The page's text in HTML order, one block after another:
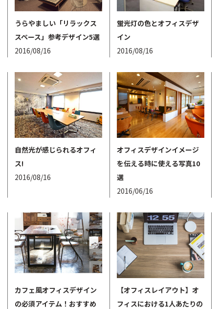
うらやましい「リラックス
スペース」参考デザイン5選
2016/08/16
蛍光灯の色とオフィスデザ
イン
2016/08/16
自然光が感じられるオフィ
ス!
2016/08/16
オフィスデザインイメージ
を伝える時に使える写真10
選
2016/06/16
カフェ風オフィスデザイン
の必須アイテム！おすすめ
【オフィスレイアウト】オ
フィスにおける1人あたりの